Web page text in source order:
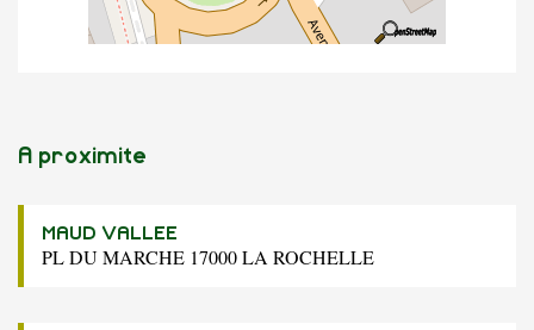
A proximite
MAUD VALLEE
PL DU MARCHE 17000 LA ROCHELLE